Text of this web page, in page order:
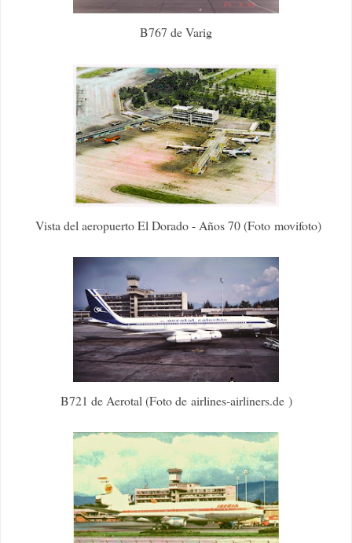
B767 de Varig
Vista del aeropuerto El Dorado - Años 70 (Foto movifoto)
B721 de Aerotal (Foto de airlines-airliners.de )